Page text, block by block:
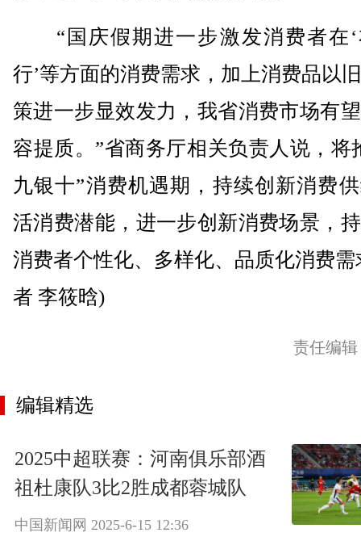
“国庆假期进一步激发消费者在‘
行’等方面的消费需求，加上消费品以
策进一步显效发力，我省消费市场有
容提质。”省商务厅相关负责人说，将
九银十”消费机遇期，持续创新消费
活消费潜能，进一步创新消费场景，
消费者个性化、多样化、品质化消费需
者 李筱晗)
责任编
编辑精选
2025中超联赛：河南俱乐部酒
祖杜康队3比2胜成都蓉城队
中国新闻网 2025-6-15 12:36